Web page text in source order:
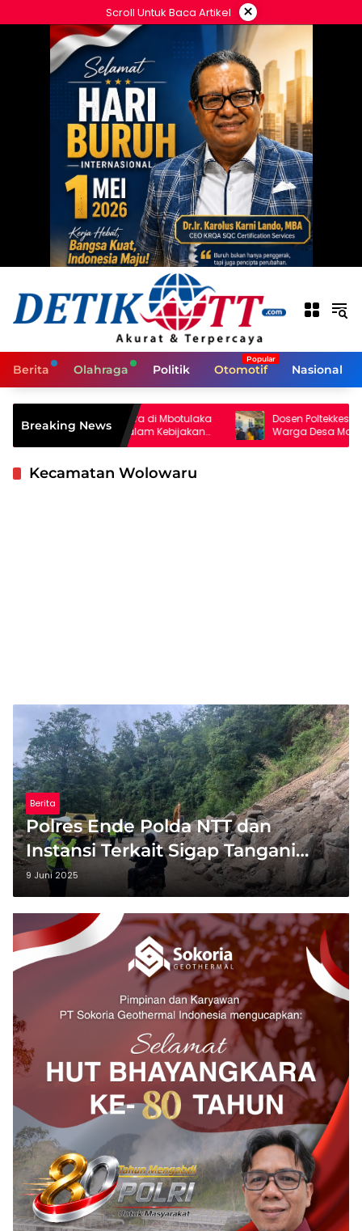
ke
Scroll Untuk Baca Artikel ×
Berita Olahraga Politik Otomotif Nasional
Breaking News
Dosen Unwira di Mbotulaka
Aktif dalam Kebijakan
Dosen Poltekkes Kemenkes
Warga Desa Mata Air Olah Kelor
Kunyit Jadi Produk Bernilai
Kecamatan Wolowaru
Berita
Polres Ende Polda NTT dan
Instansi Terkait Sigap Tangani
Longsor di Wolowaru
9 Juni 2025